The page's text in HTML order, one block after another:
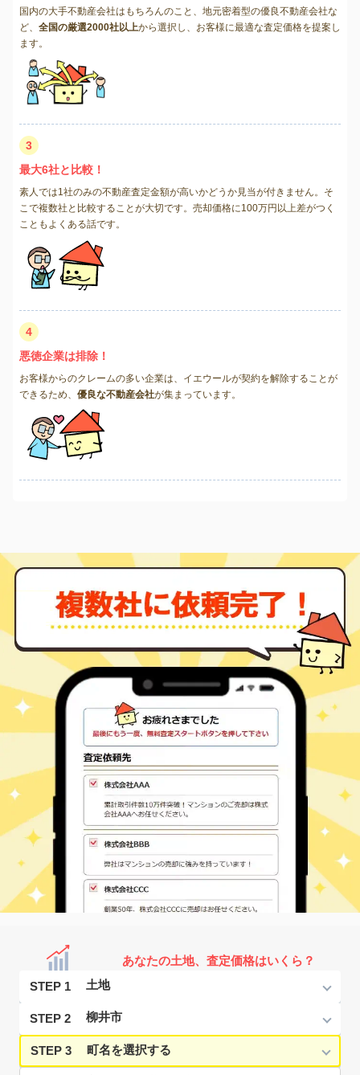
国内の大手不動産会社はもちろんのこと、地元密着型の優良不動産会社な
ど、 全国の厳選2000社以上から選択し、お客様に最適な査定価格を提案し
ます。
3
最大6社と比較！
素人では1社のみの不動産査定金額が高いかどうか見当が付きません。そ
こで複数社と比較することが大切です。売却価格に100万円以上差がつく
こともよくある話です。
4
悪徳企業は排除！
お客様からのクレームの多い企業は、イエウールが契約を解除することが
できるため、 優良な不動産会社が集まっています。
あなたの土地、査定価格はいくら？
STEP 1
STEP 2
STEP 3